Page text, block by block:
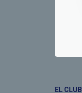
EL CLUB